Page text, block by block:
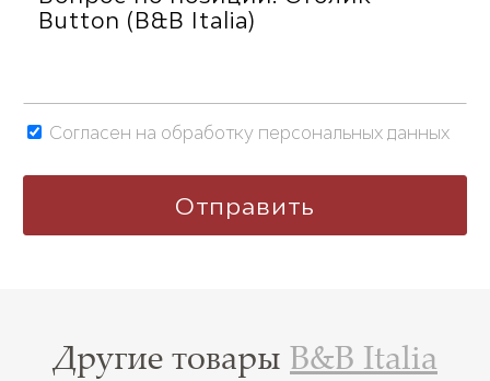
Согласен на обработку персональных данных
Другие товары B&B Italia